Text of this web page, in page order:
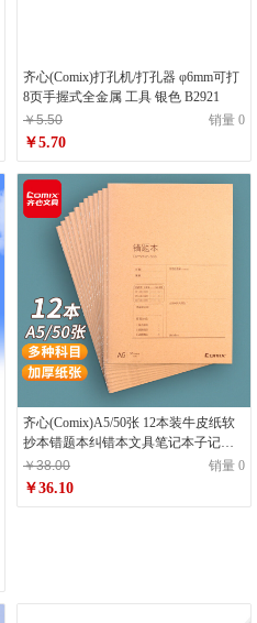
齐心(Comix)打孔机/打孔器 φ6mm可打
8页手握式全金属 工具 银色 B2921
￥5.50
销量 0
￥5.70
齐心(Comix)A5/50张 12本装牛皮纸软
抄本错题本纠错本文具笔记本子记事
本日记本作业本 C4142
￥38.00 销量 0
￥36.10